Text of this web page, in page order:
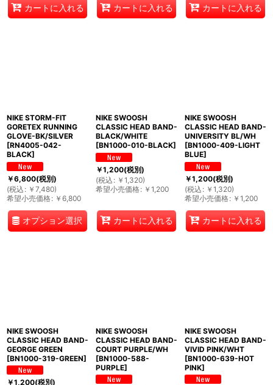
カートに入れる カートに入れる カートに入れる
NIKE STORM-FIT
GORETEX RUNNING
GLOVE-BK/SILVER
[RN4005-042-
BLACK]
￥6,800(税別)
(税込 : ￥ 7,480)
希望小売価格: ￥ 6,800
オプション選択
NIKE SWOOSH
CLASSIC HEAD BAND-
BLACK/WHITE
[BN1000-010-BLACK]
￥1,200(税別)
(税込 : ￥ 1,320)
希望小売価格: ￥ 1,200
カートに入れる
NIKE SWOOSH
CLASSIC HEAD BAND-
UNIVERSITY BL/WH
[BN1000-409-LIGHT
BLUE]
￥1,200(税別)
(税込 : ￥ 1,320)
希望小売価格: ￥ 1,200
カートに入れる
NIKE SWOOSH
CLASSIC HEAD BAND-
GEORGE GREEN
[BN1000-319-GREEN]
￥1,200(税別)
NIKE SWOOSH
CLASSIC HEAD BAND-
COURT PURPLE/WH
[BN1000-588-
PURPLE]
NIKE SWOOSH
CLASSIC HEAD BAND-
VIVID PINK/WHT
[BN1000-639-HOT
PINK]